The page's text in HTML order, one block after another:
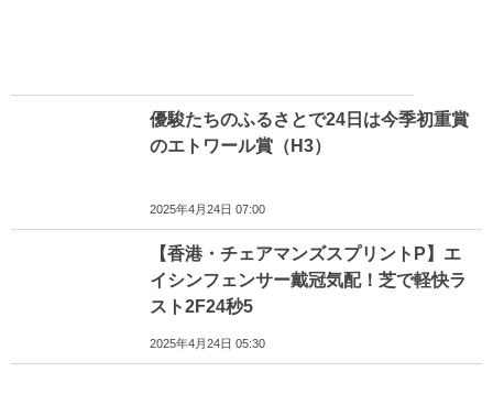
優駿たちのふるさとで24日は今季初重賞
のエトワール賞（H3）
2025年4月24日 07:00
【香港・チェアマンズスプリントP】エ
イシンフェンサー戴冠気配！芝で軽快ラ
スト2F24秒5
2025年4月24日 05:30